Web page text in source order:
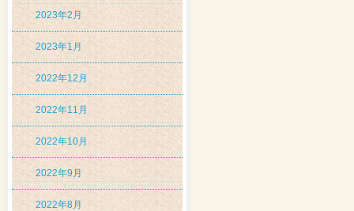
2023年2月
2023年1月
2022年12月
2022年11月
2022年10月
2022年9月
2022年8月